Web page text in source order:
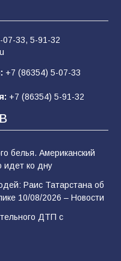
07-33, 5-91-32
+7 (86354) 5-07-33
+7 (86354) 5-91-32
белья. Американский
идет ко дну
Раис Татарстана об
10/08/2026 – Новости
ДТП с